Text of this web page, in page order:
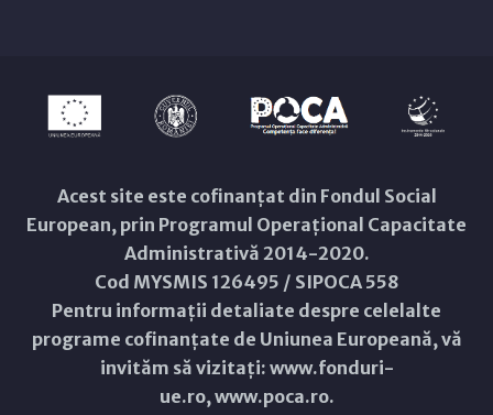
Acest site este cofinanțat din Fondul Social
European, prin Programul Operațional Capacitate
Administrativă 2014-2020.
Cod MYSMIS 126495 / SIPOCA 558
Pentru informații detaliate despre celelalte
programe cofinanțate de Uniunea Europeană, vă
invităm să vizitați: www.fonduri-
ue.ro,www.poca.ro.